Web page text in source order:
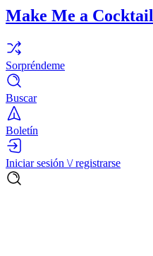
Make Me a Cocktail
Sorpréndeme
Buscar
Boletín
Iniciar sesión \/ registrarse